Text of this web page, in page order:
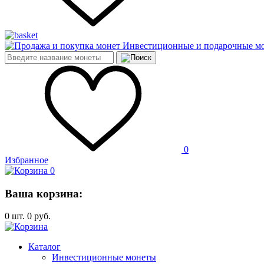
Инвестиционные и подарочные
0
Избранное
0
Ваша корзина:
0 шт. 0 руб.
Каталог
Инвестиционные монеты